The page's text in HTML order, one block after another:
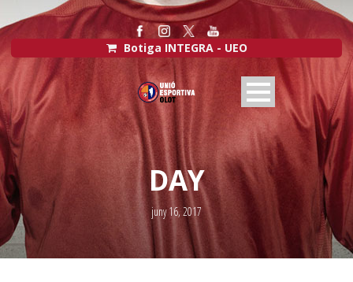
Botiga INTEGRA - UEO
DAY
juny 16, 2017